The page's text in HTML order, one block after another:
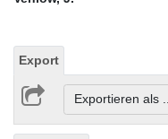
Export
Exportieren